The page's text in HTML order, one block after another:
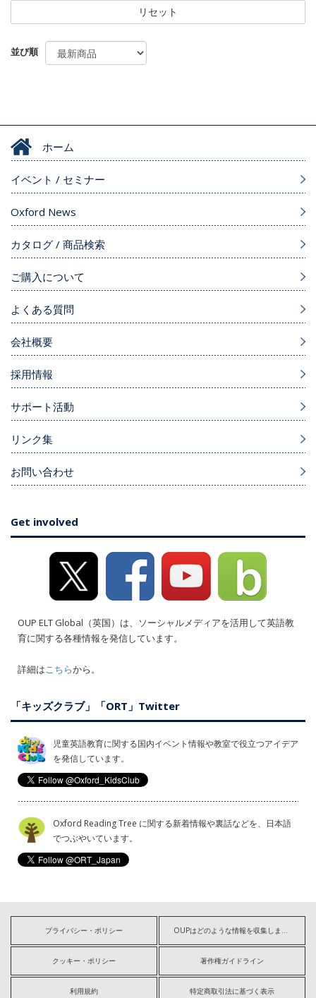
リセット
並び順
ホーム
イベント / セミナー
Oxford News
カタログ / 商品検索
ご購入について
よくある質問
会社概要
採用情報
サポート活動
リンク集
お問い合わせ
Get involved
OUP ELT Global（英国）は、ソーシャルメディアを活用して英語教
育に関する各種情報を発信しています。
詳細はこちらから。
「キッズクラブ」「ORT」Twitter
児童英語教育に関する国内イベント情報や教室で役立つアイデア
を発信しています。
Oxford Reading Tree に関する新着情報や裏話などを、日本語
でつぶやいています。
プライバシー・ポリシー OUPはどのような情報を収集しますか?
クッキー・ポリシー 著作権ガイドライン
利用規約 特定商取引法に基づく表示